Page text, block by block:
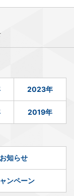
2023年
2019年
お知らせ
ンペーン